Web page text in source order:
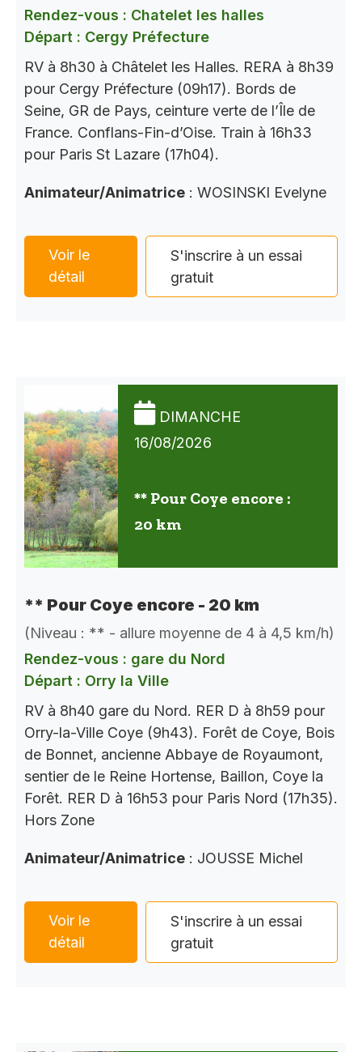
Rendez-vous : Chatelet les halles
Départ : Cergy Préfecture
RV à 8h30 à Châtelet les Halles. RERA à 8h39
pour Cergy Préfecture (09h17). Bords de
Seine, GR de Pays, ceinture verte de l’Île de
France. Conflans-Fin-d’Oise. Train à 16h33
pour Paris St Lazare (17h04).
Animateur/Animatrice : WOSINSKI Evelyne
Voir le
détail
S'inscrire à un essai
gratuit
DIMANCHE
16/08/2026
** Pour Coye encore :
20 km
** Pour Coye encore - 20 km
(Niveau : ** - allure moyenne de 4 à 4,5 km/h)
Rendez-vous : gare du Nord
Départ : Orry la Ville
RV à 8h40 gare du Nord. RER D à 8h59 pour
Orry-la-Ville Coye (9h43). Forêt de Coye, Bois
de Bonnet, ancienne Abbaye de Royaumont,
sentier de le Reine Hortense, Baillon, Coye la
Forêt. RER D à 16h53 pour Paris Nord (17h35).
Hors Zone
Animateur/Animatrice : JOUSSE Michel
Voir le
détail
S'inscrire à un essai
gratuit